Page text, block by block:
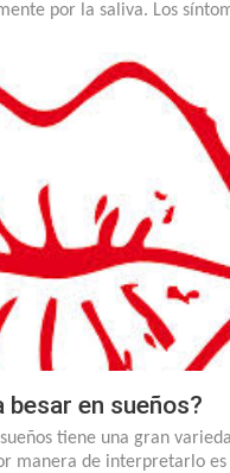
por la saliva. Los
besar en sueños?
tiene una gran
manera de interpretarlo